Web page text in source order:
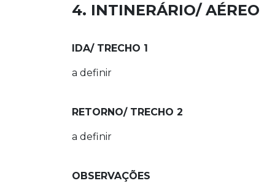
4. INTINERÁRIO/ AÉREO
IDA/ TRECHO 1
a definir
RETORNO/ TRECHO 2
a definir
OBSERVAÇÕES